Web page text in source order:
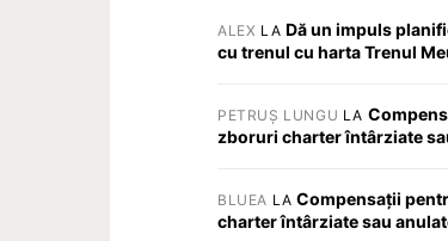
ALEX LA Dă un impuls
cu trenul cu harta Trenul
PETRUȘ LUNGU LA
zboruri charter întârziate
BLUEA LACompensații
charter întârziate sau